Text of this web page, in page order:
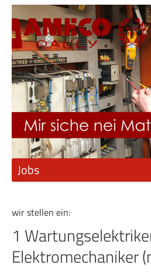
Jobs
Elektromechaniker (m/w)
1 Industrielackierer (m/w)
wir stellen ein:
1
Elektromechaniker